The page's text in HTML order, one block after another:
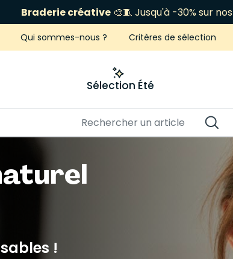
Braderie créative🎨🧵 Jusqu'à -30% sur nos
Qui sommes-nous ? Critères de sélection
Sélection Été
!